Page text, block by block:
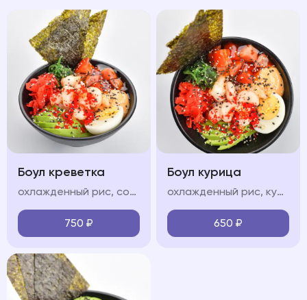
Боул креветка
охлажденный рис, сочные тигровые креветки, свежие овощи (огурец, авокадо, черри), яйцо, водоросли чукка, нори, икра "тобико", соус "терияки", соус "спайси", кунжут
750 ₽
Боул курица
охлажденный рис, куриная грудка, обжаренные в соусе терияки, свежие овощи (огурец, авокадо, черри), яйцо, водоросли чукка, нори, икра "тобико", соус "терияки", соус "спайси", кунжут
650 ₽